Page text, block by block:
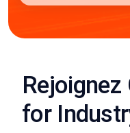
Rejoignez
for